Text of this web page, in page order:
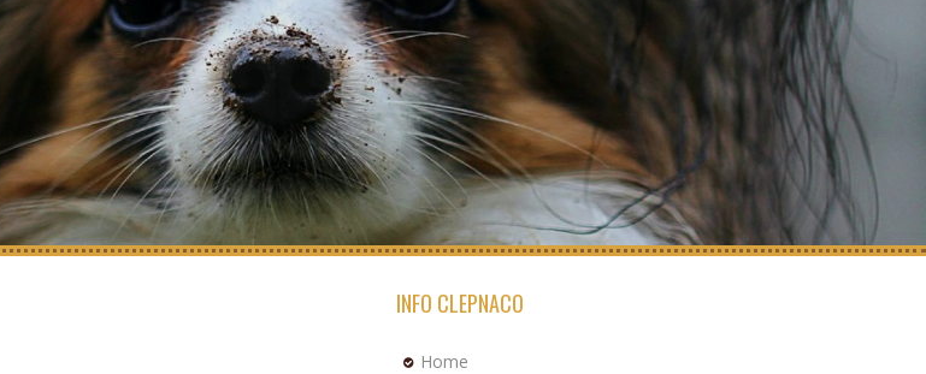
INFO CLEPNACO
Home